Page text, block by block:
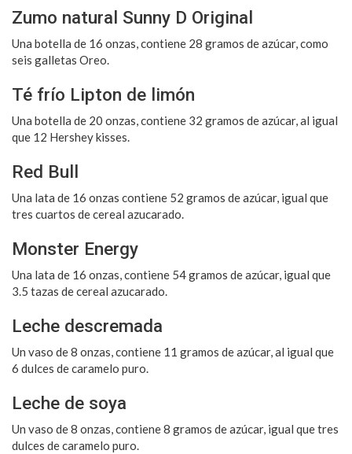
Zumo natural Sunny D Original
Una botella de 16 onzas, contiene 28 gramos de azúcar, como
seis galletas Oreo.
Té frío Lipton de limón
Una botella de 20 onzas, contiene 32 gramos de azúcar, al igual
que 12 Hershey kisses.
Red Bull
Una lata de 16 onzas contiene 52 gramos de azúcar, igual que
tres cuartos de cereal azucarado.
Monster Energy
Una lata de 16 onzas, contiene 54 gramos de azúcar, igual que
3.5 tazas de cereal azucarado.
Leche descremada
Un vaso de 8 onzas, contiene 11 gramos de azúcar, al igual que
6 dulces de caramelo puro.
Leche de soya
Un vaso de 8 onzas, contiene 8 gramos de azúcar, igual que tres
dulces de caramelo puro.